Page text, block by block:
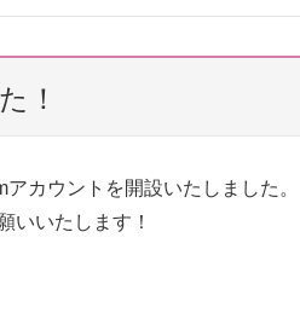
！
カウントを開設いたしました。
いいたします！